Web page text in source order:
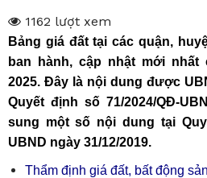
1162 lượt xem
Bảng giá đất tại các quận,
ban hành, cập nhật mới
2025. Đây là nội dung được
Quyết định số 71/2024/QĐ-
sung một số nội dung tại
UBND ngày 31/12/2019.
Thẩm định giá đất, bất động sản